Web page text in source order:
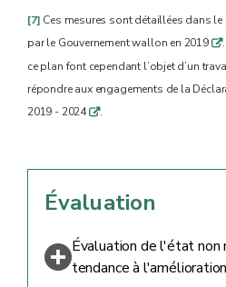
[7] Ces mesures sont détaillées dans
par le Gouvernement wallon en 2019 q
ce plan font cependant l’objet d’un
répondre aux engagements de la
2019 - 2024 q.
Évaluation
Évaluation de l'état
tendance à l'amélioration